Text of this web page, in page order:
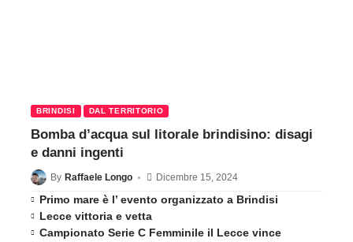
BRINDISI DAL TERRITORIO
Bomba d’acqua sul litorale brindisino: disagi
e danni ingenti
By Raffaele Longo Dicembre 15, 2024
Primo mare è l’ evento organizzato a Brindisi
Lecce vittoria e vetta
Campionato Serie C Femminile il Lecce vince